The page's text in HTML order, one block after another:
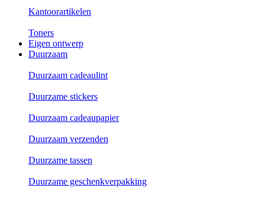
Kantoorartikelen
Toners
Eigen ontwerp
Duurzaam
Duurzaam cadeaulint
Duurzame stickers
Duurzaam cadeaupapier
Duurzaam verzenden
Duurzame tassen
Duurzame geschenkverpakking